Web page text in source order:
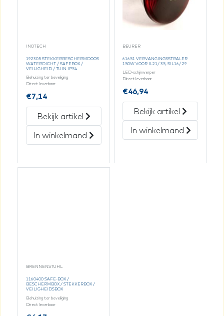
INOTECH
192305 STEKKERBESCHERMDOOS
WATERDICHT / SAFEBOX /
VEILIGHEID / TUIN IP54
Behuizing ter beveiliging
Direct leverbaar
€7,14
Bekijk artikel
In winkelmand
BEURER
61651 VERVANGINGSSTRALER
150W VOOR IL21/ 35, SIL16/ 29
LED-schijnwerper
Direct leverbaar
€46,94
Bekijk artikel
In winkelmand
BRENNENSTUHL
1160400 SAFE-BOX /
BESCHERMBOX / STEKKERBOX /
VEILIGHEIDSBOX
Behuizing ter beveiliging
Direct leverbaar